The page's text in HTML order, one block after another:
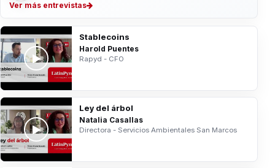
Ver más entrevistas
Stablecoins
Harold Puentes
Rapyd - CFO
Ley del árbol
Natalia Casallas
Directora - Servicios Ambientales San Marcos